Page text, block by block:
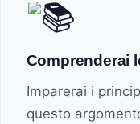
Comprenderai
Imparerai i
questo